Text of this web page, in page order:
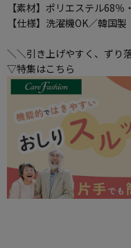
【素材】ポリエステル68
【仕様】洗濯機OK／韓国製
＼＼引き上げやすく、ずり
▽特集はこちら